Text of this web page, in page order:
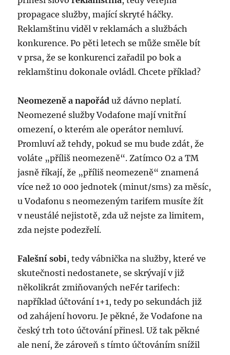
propagace služby, mající skryté háčky.
Reklamštinu viděl v reklamách a službách
konkurence. Po pěti letech se může směle bít
v prsa, že se konkurenci zařadil po bok a
reklamštinu dokonale ovládl. Chcete příklad?
Neomezeně a napořád už dávno neplatí.
Neomezené služby Vodafone mají vnitřní
omezení, o kterém ale operátor nemluví.
Promluví až tehdy, pokud se mu bude zdát, že
voláte „příliš neomezeně“. Zatímco O2 a TM
jasně říkají, že „příliš neomezeně“ znamená
více než 10 000 jednotek (minut/sms) za měsíc,
u Vodafonu s neomezeným tarifem musíte žít
v neustálé nejistotě, zda už nejste za limitem,
zda nejste podezřelí.
Falešní sobi, tedy vábnička na služby, které ve
skutečnosti nedostanete, se skrývají v již
několikrát zmiňovaných neFér tarifech:
například účtování 1+1, tedy po sekundách již
od zahájení hovoru. Je pěkné, že Vodafone na
český trh toto účtování přinesl. Už tak pěkné
ale není, že zároveň s tímto účtováním snížil